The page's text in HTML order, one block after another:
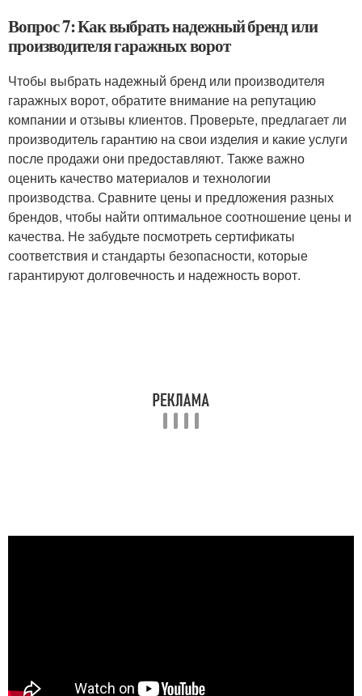
Вопрос 7: Как выбрать надежный бренд или
производителя гаражных ворот
Чтобы выбрать надежный бренд или производителя
гаражных ворот, обратите внимание на репутацию
компании и отзывы клиентов. Проверьте, предлагает ли
производитель гарантию на свои изделия и какие услуги
после продажи они предоставляют. Также важно
оценить качество материалов и технологии
производства. Сравните цены и предложения разных
брендов, чтобы найти оптимальное соотношение цены и
качества. Не забудьте посмотреть сертификаты
соответствия и стандарты безопасности, которые
гарантируют долговечность и надежность ворот.